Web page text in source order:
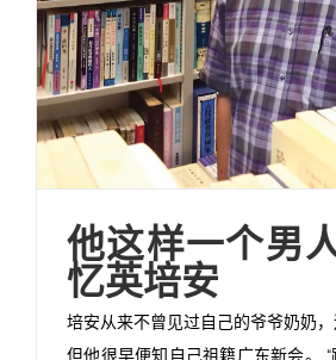
他这样一个男
忆英培安
培安从来不曾见过自己的爷爷奶奶，
但他很早便知自己祖籍广东新会。